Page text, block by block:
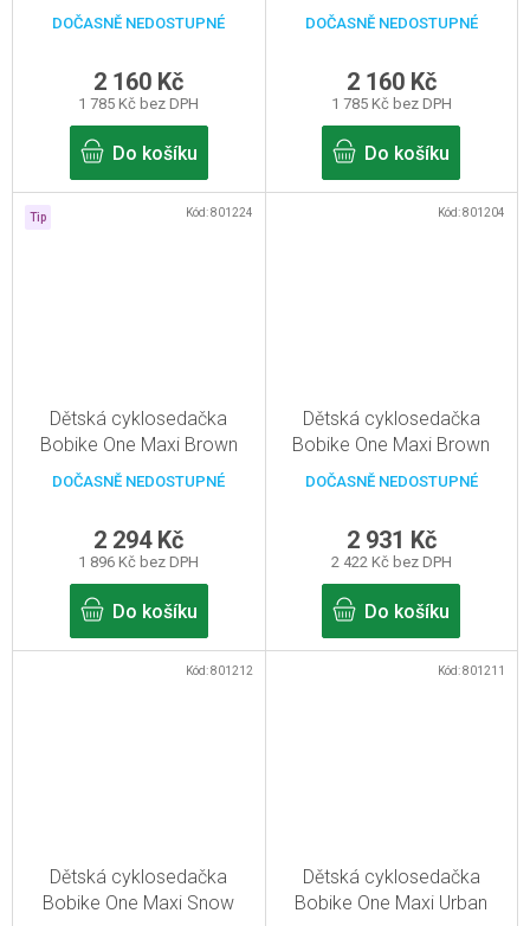
Pro sedlovou trubku rámu
DOČASNĚ NEDOSTUPNÉ
1 785 Kč bez DPH
2 160 Kč
Do košíku
Pro zadní nosič
DOČASNĚ NEDOSTUPNÉ
1 785 Kč bez DPH
2 160 Kč
Do košíku
Tip
Dětská cyklosedačka
Bobike One Maxi Brown
pro sedlovou trubku rámu
DOČASNĚ NEDOSTUPNÉ
1 896 Kč bez DPH
2 294 Kč
Do košíku
Kód:801224
Dětská cyklosedačka
Bobike One Maxi Brown
Pro zadní nosič
DOČASNĚ NEDOSTUPNÉ
2 422 Kč bez DPH
2 931 Kč
Do košíku
Kód:801204
Dětská cyklosedačka
Bobike One Maxi Snow
Kód:801212
Dětská cyklosedačka
Bobike One Maxi Urban
Kód:801211